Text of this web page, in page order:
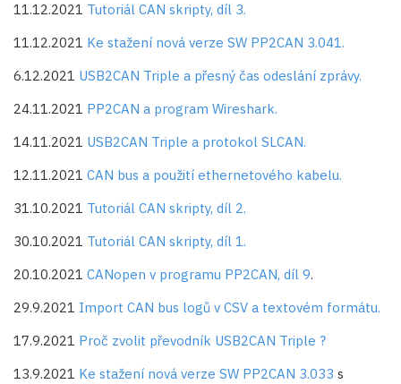
11.12.2021 Tutoriál CAN skripty, díl 3.
11.12.2021 Ke stažení nová verze SW PP2CAN 3.041.
6.12.2021 USB2CAN Triple a přesný čas odeslání zprávy.
24.11.2021 PP2CAN a program Wireshark.
14.11.2021 USB2CAN Triple a protokol SLCAN.
12.11.2021 CAN bus a použití ethernetového kabelu.
31.10.2021 Tutoriál CAN skripty, díl 2.
30.10.2021 Tutoriál CAN skripty, díl 1.
20.10.2021 CANopen v programu PP2CAN, díl 9.
29.9.2021 Import CAN bus logů v CSV a textovém formátu.
17.9.2021 Proč zvolit převodník USB2CAN Triple ?
13.9.2021 Ke stažení nová verze SW PP2CAN 3.033 s